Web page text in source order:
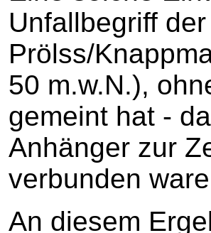
Unfallbegriff
Prölss/
50 m.w.N.),
gemeint hat -
Anhänger zur
verbunden
An diesem